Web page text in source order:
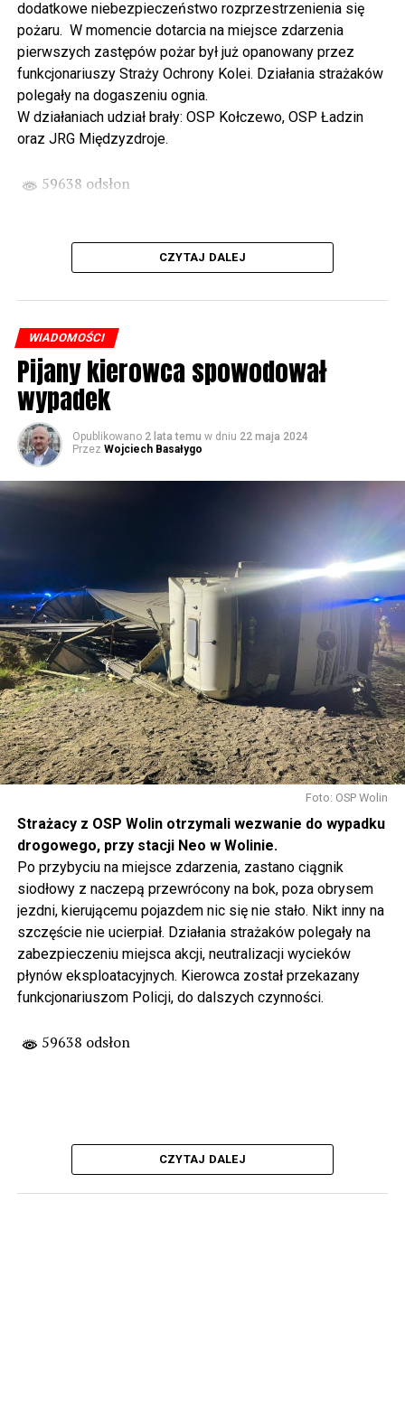
wysłuchamy organowego koncertu w wykonaniu
państwa Witkowskich.
Wyjątkowym wydarzeniem będzie koncert w wykonaniu
Kawuś Music Project, podczas którego wysłuchamy
polskich przebojów w jazzowej aranżacji (godz. 20.00
przed biblioteką). Podczas koncertu zaplanowaliśmy dla
Projektów Interreg VI A – Kultura i zrównoważona
turystyka.
(Niemcy), Biblioteka Publiczna Gminy Wolin, Parafia
Rzymskokatolicka w Wolinie
59639 odsłon
dodatkowe niebezpieczeństwo rozprzestrzenienia się
pożaru. W momencie dotarcia na miejsce zdarzenia
pierwszych zastępów pożar był już opanowany przez
funkcjonariuszy Straży Ochrony Kolei. Działania strażaków
polegały na dogaszeniu ognia.
W działaniach udział brały: OSP Kołczewo, OSP Ładzin
oraz JRG Międzyzdroje.
59638 odsłon
CZYTAJ DALEJ
WIADOMOŚCI
Pijany kierowca spowodował
wypadek
Opublikowano 2 lata temu w dniu 22 maja 2024
Przez Wojciech Basałygo
Foto: OSP Wolin
Strażacy z OSP Wolin otrzymali wezwanie do wypadku
drogowego, przy stacji Neo w Wolinie.
Po przybyciu na miejsce zdarzenia, zastano ciągnik
siodłowy z naczepą przewrócony na bok, poza obrysem
jezdni, kierującemu pojazdem nic się nie stało. Nikt inny na
szczęście nie ucierpiał. Działania strażaków polegały na
zabezpieczeniu miejsca akcji, neutralizacji wycieków
płynów eksploatacyjnych. Kierowca został przekazany
funkcjonariuszom Policji, do dalszych czynności.
59638 odsłon
CZYTAJ DALEJ